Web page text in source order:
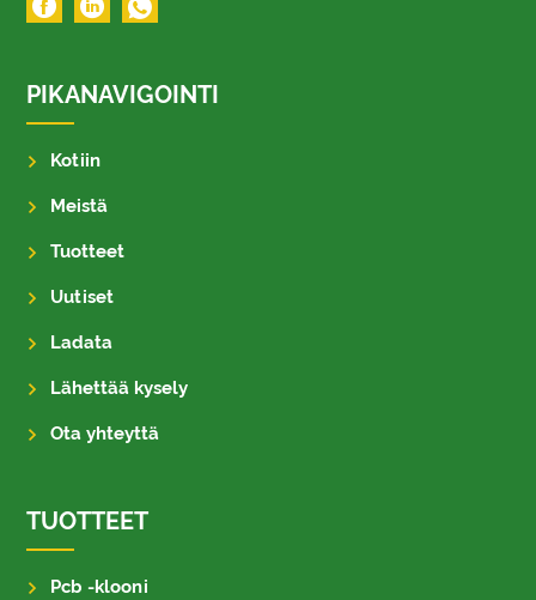
PIKANAVIGOINTI
Kotiin
Meistä
Tuotteet
Uutiset
Ladata
Lähettää kysely
Ota yhteyttä
TUOTTEET
Pcb -klooni